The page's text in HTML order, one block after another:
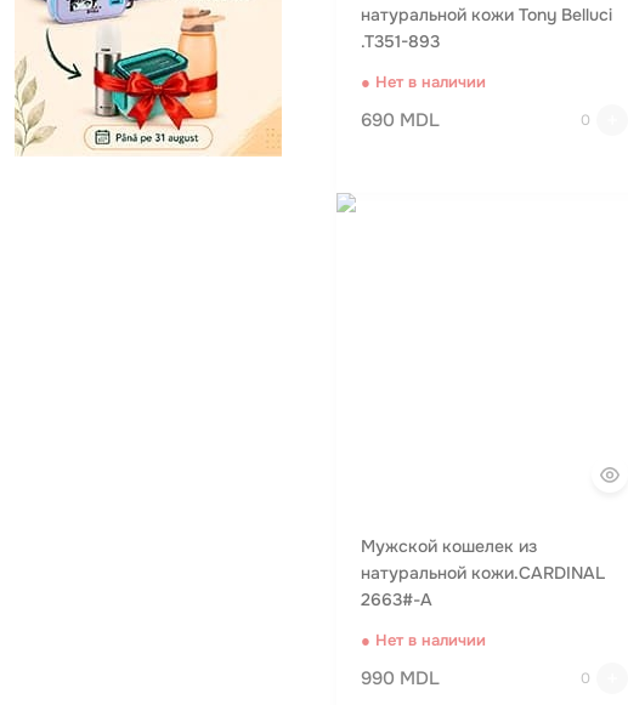
натуральной кожи Tony Belluci
.T351-893
● Нет в наличии
690 MDL 0
Мужской кошелек из
натуральной кожи.CARDINAL
2663#-A
● Нет в наличии
990 MDL 0